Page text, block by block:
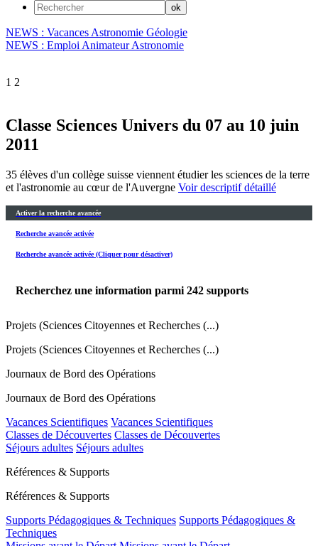
NEWS : Vacances Astronomie Géologie
NEWS : Emploi Animateur Astronomie
1 2
Classe Sciences Univers du 07 au 10 juin
2011
35 élèves d'un collège suisse viennent étudier les sciences de la terre
et l'astronomie au cœur de l'Auvergne Voir descriptif détaillé
Activer la recherche avancée
Recherche avancée activée
Recherche avancée activée (Cliquer pour désactiver)
Recherchez une information parmi 242 supports
Projets (Sciences Citoyennes et Recherches (...)
Projets (Sciences Citoyennes et Recherches (...)
Journaux de Bord des Opérations
Journaux de Bord des Opérations
Vacances Scientifiques Vacances Scientifiques
Classes de Découvertes Classes de Découvertes
Séjours adultes Séjours adultes
Références & Supports
Références & Supports
Supports Pédagogiques & Techniques Supports Pédagogiques &
Techniques